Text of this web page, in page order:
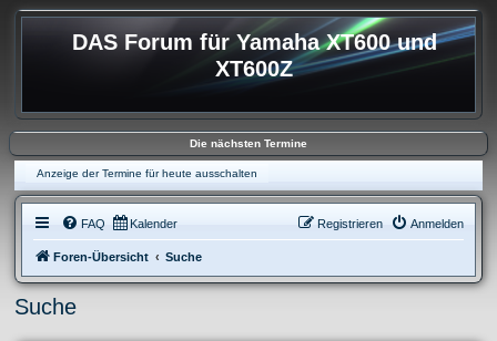
DAS Forum für Yamaha XT600 und
XT600Z
Die nächsten Termine
Anzeige der Termine für heute ausschalten
FAQ Kalender Anmelden
Registrieren
Foren-Übersicht Suche
Suche